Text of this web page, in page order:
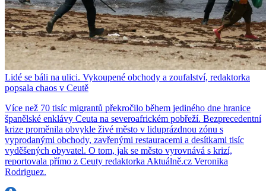
Lidé se báli na ulici. Vykoupené obchody a zoufalství, redaktorka
popsala chaos v Ceutě
Více než 70 tisíc migrantů překročilo během jediného dne hranice
španělské enklávy Ceuta na severoafrickém pobřeží. Bezprecedentní
krize proměnila obvykle živé město v liduprázdnou zónu s
vyprodanými obchody, zavřenými restauracemi a desítkami tisíc
vyděšených obyvatel. O tom, jak se město vyrovnává s krizí,
reportovala přímo z Ceuty redaktorka Aktuálně.cz Veronika
Rodriguez.